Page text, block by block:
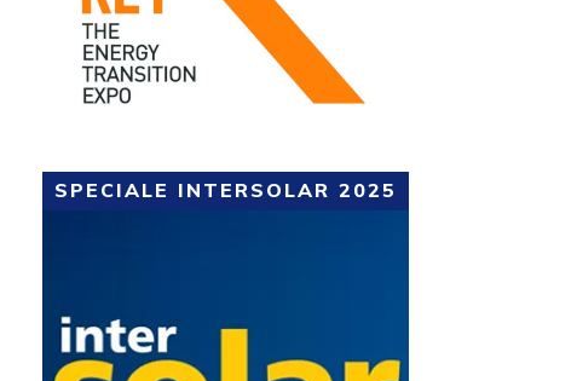
SPECIALE INTERSOLAR 2025